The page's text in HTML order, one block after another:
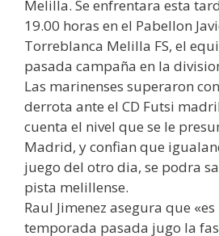
Melilla. Se enfrentara esta
19.00 horas en el Pabellon
Torreblanca Melilla FS, el
pasada campaña en la
Las marinenses superaron
derrota ante el CD Futsi
cuenta el nivel que se le
Madrid, y confian que
juego del otro dia, se podra
pista melillense.
Raul Jimenez asegura que
temporada pasada jugo la